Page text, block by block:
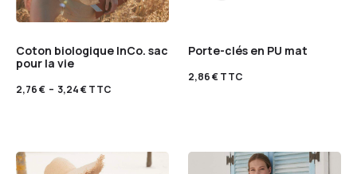
Coton biologique InCo. sac
pour la vie
2,76€ – 3,24€TTC
Porte-clés en PU mat
2,86€TTC